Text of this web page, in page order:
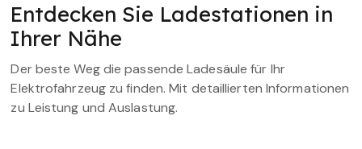
Entdecken Sie Ladestationen in
Ihrer Nähe
Der beste Weg die passende Ladesäule für Ihr
Elektrofahrzeug zu finden. Mit detaillierten Informationen
zu Leistung und Auslastung.